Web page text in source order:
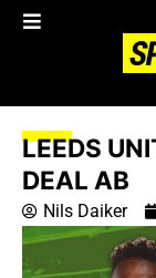
LEEDS
EAL AB
Nils Daiker